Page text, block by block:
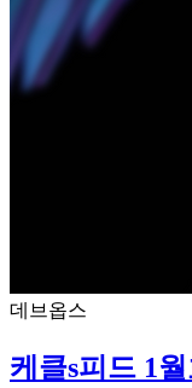
데브옵스
케클s피드 1